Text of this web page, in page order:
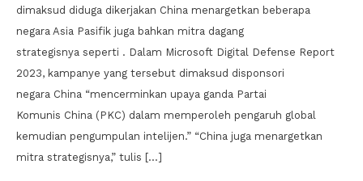
dimaksud diduga dikerjakan China menargetkan beberapa
negara Asia Pasifik juga bahkan mitra dagang
strategisnya seperti . Dalam Microsoft Digital Defense Report
2023, kampanye yang tersebut dimaksud disponsori
negara China “mencerminkan upaya ganda Partai
Komunis China (PKC) dalam memperoleh pengaruh global
kemudian pengumpulan intelijen.” “China juga menargetkan
mitra strategisnya,” tulis […]